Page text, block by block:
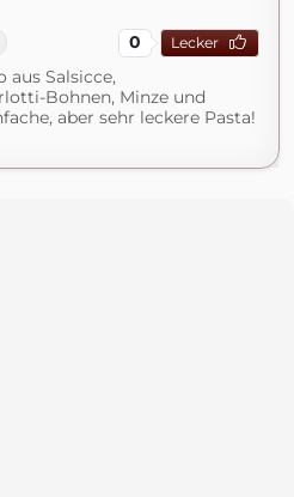
0 Lecker
Salsicce,
Bohnen, Minze und
aber sehr leckere Pasta!